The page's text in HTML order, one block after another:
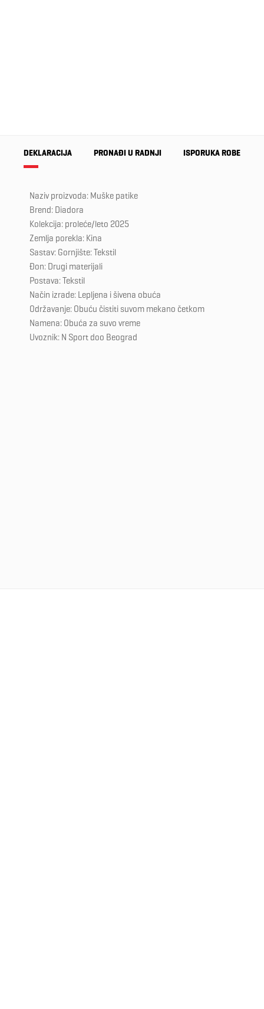
DEKLARACIJA PRONAĐI U RADNJI ISPORUKA ROBE
Naziv proizvoda: Muške patike
Brend: Diadora
Kolekcija: proleće/leto 2025
Zemlja porekla: Kina
Sastav: Gornjište: Tekstil
Đon: Drugi materijali
Postava: Tekstil
Način izrade: Lepljena i šivena obuća
Održavanje: Obuću čistiti suvom mekano četkom
Namena: Obuća za suvo vreme
Uvoznik: N Sport doo Beograd